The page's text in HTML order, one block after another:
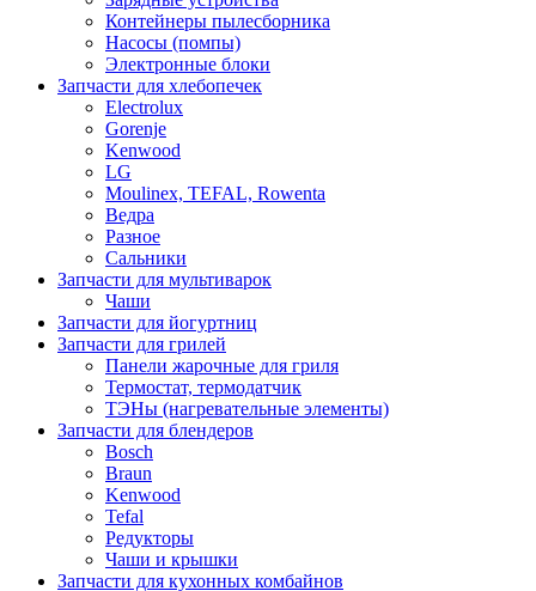
Контейнеры пылесборника
Насосы (помпы)
Электронные блоки
Запчасти для хлебопечек
Electrolux
Gorenje
Kenwood
LG
Moulinex, TEFAL, Rowenta
Ведра
Разное
Сальники
Запчасти для мультиварок
Чаши
Запчасти для йогуртниц
Запчасти для грилей
Панели жарочные для гриля
Термостат, термодатчик
ТЭНы (нагревательные элементы)
Запчасти для блендеров
Bosch
Braun
Kenwood
Tefal
Редукторы
Чаши и крышки
Запчасти для кухонных комбайнов